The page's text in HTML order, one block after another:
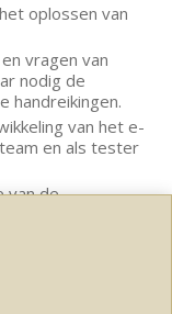
oplossen van
vragen van
nodig de
handreikingen.
van het e-
en als tester
van de